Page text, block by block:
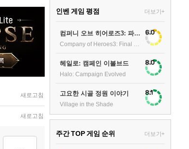
새로고침
새로고침
인벤 게임 평점 더보기+
컴퍼니 오브 히어로즈3: 파이널 스탠드 6.0
헤일로: 캠페인 이볼브드
Halo: Campaign Evolved
8.0
고요한 시골 정원 이야기
Village in the Shade
8.1
주간 TOP 게임 순위 더보기+